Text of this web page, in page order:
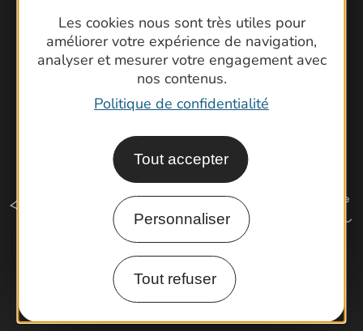
Les cookies nous sont très utiles pour
améliorer votre expérience de navigation,
analyser et mesurer votre engagement avec
nos contenus.
Politique de confidentialité
Tout accepter
Personnaliser
Tout refuser
Latitude Gard
Comment venir ?